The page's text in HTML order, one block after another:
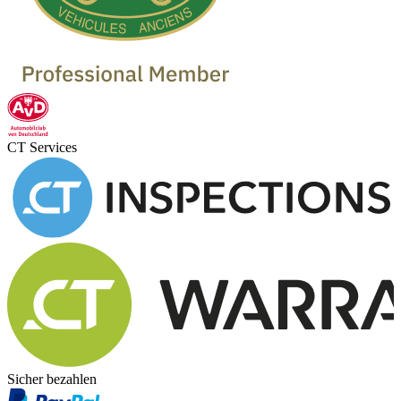
CT Services
Sicher bezahlen